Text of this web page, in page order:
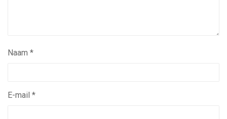
Naam *
E-mail *